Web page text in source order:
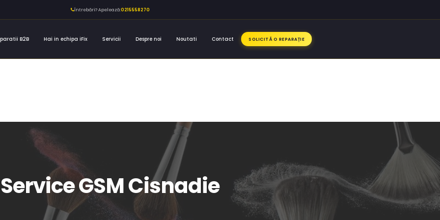
Întrebări? Apelează:0215558270
B2B Hai in echipa iFix Servicii Despre noi Noutati Contact SOLICITĂ O REPARAȚIE
Service GSM Cisnadie